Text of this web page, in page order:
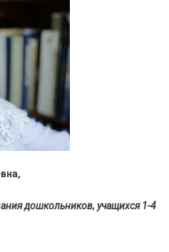
дошкольников, учащихся 1-4